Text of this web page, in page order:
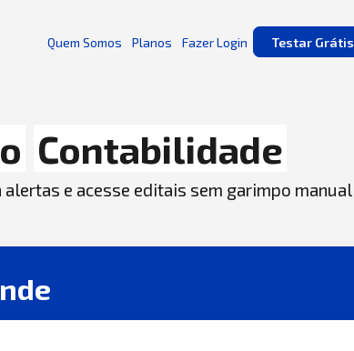
Quem Somos Planos Fazer Login Testar Grátis
Contabilidade
e acesse editais sem garimpo manual